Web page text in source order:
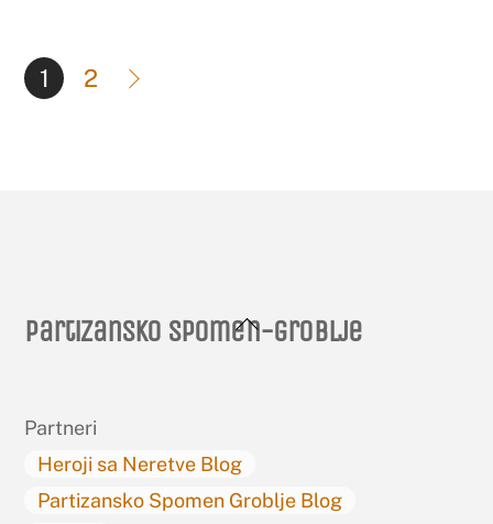
1 2
Back
Partizansko spomen-groblje
Partneri
Heroji sa Neretve Blog
Partizansko Spomen Groblje Blog